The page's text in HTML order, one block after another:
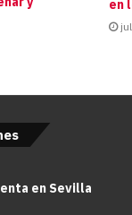
en
en Sevilla